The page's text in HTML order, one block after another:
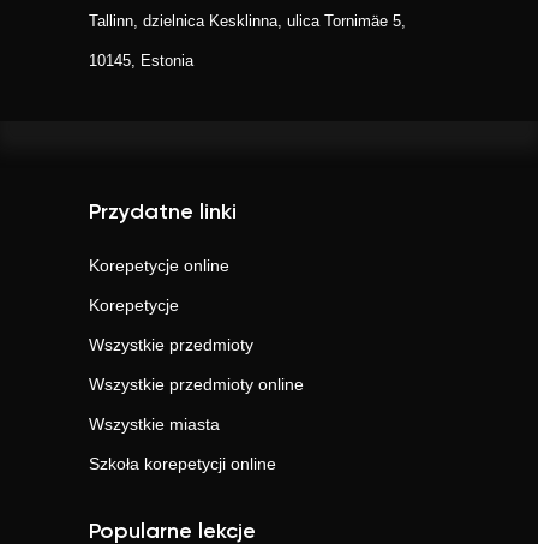
Tallinn, dzielnica Kesklinna, ulica Tornimäe 5,
10145, Estonia
Przydatne linki
Korepetycje online
Korepetycje
Wszystkie przedmioty
Wszystkie przedmioty online
Wszystkie miasta
Szkoła korepetycji online
Popularne lekcje